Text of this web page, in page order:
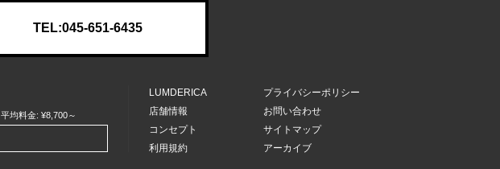
TEL:045-651-6435
平均料金: ¥8,700～
LUMDERICA
店舗情報
コンセプト
利用規約
プライバシーポリシー
お問い合わせ
サイトマップ
アーカイブ